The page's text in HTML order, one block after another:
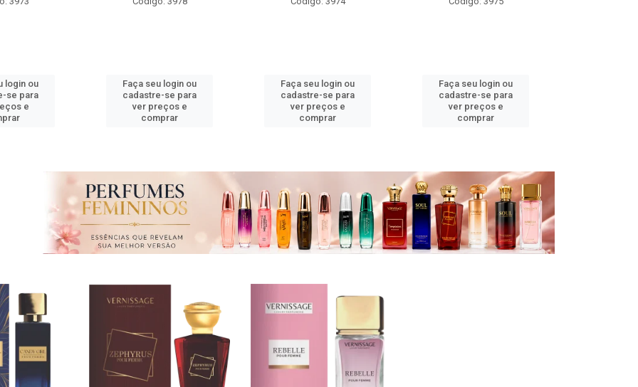
login ou
se para
e
Faça seu login ou
cadastre-se para
ver preços e
comprar
Faça seu login ou
cadastre-se para
ver preços e
comprar
Faça seu login ou
cadastre-se para
ver preços e
comprar